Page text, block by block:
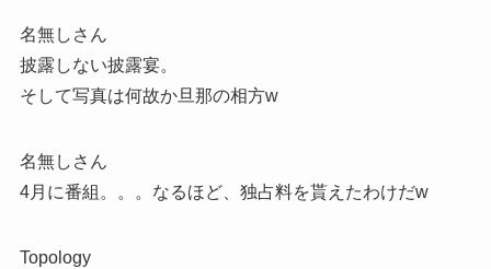
名無しさん
披露しない披露宴。
そして写真は何故か旦那の相方w
名無しさん
4月に番組。。。なるほど、独占料を貰えたわけだw
Topology